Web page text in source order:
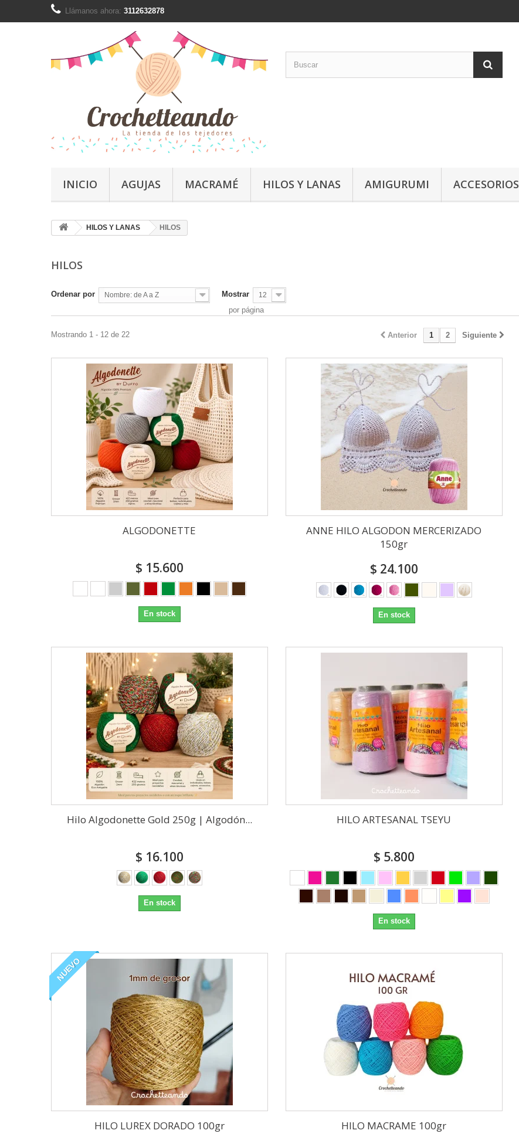
Llámanos ahora: 3112632878
INICIO AGUJAS MACRAMÉ HILOS Y LANAS AMIGURUMI ACCESORIOS
HILOS Y LANAS HILOS
HILOS
Ordenar por Nombre: de A a Z Mostrar 12
por página
Anterior 1 2 Siguiente
Mostrando 1 - 12 de 22
ALGODONETTE
$ 15.600
En stock
ANNE HILO ALGODON MERCERIZADO
150gr
$ 24.100
En stock
Hilo Algodonette Gold 250g | Algodón...
$ 16.100
En stock
HILO ARTESANAL TSEYU
$ 5.800
En stock
NUEVO
HILO LUREX DORADO 100gr HILO MACRAME 100gr